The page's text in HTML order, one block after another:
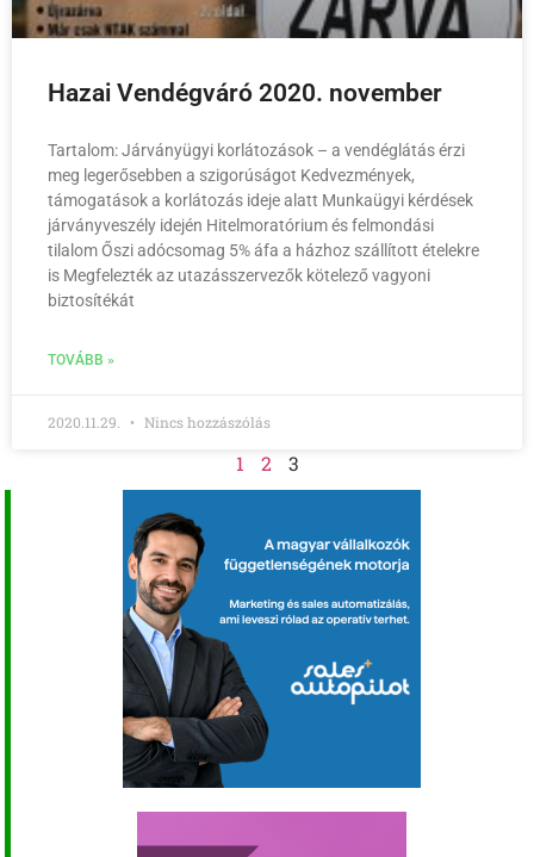
Hazai Vendégváró 2020. november
Tartalom: Járványügyi korlátozások – a vendéglátás érzi
meg legerősebben a szigorúságot Kedvezmények,
támogatások a korlátozás ideje alatt Munkaügyi kérdések
járványveszély idején Hitelmoratórium és felmondási
tilalom Őszi adócsomag 5% áfa a házhoz szállított ételekre
is Megfelezték az utazásszervezők kötelező vagyoni
biztosítékát
TOVÁBB »
2020.11.29. Nincs hozzászólás
1 2 3